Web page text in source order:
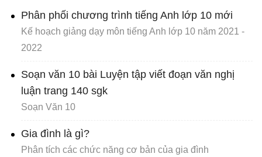
Phân phối chương trình tiếng Anh lớp 10 mới
Kế hoạch giảng dạy môn tiếng Anh lớp 10 năm 2021 -
2022
Soạn văn 10 bài Luyện tập viết đoạn văn nghị
luận trang 140 sgk
Soạn Văn 10
Gia đình là gì?
Phân tích các chức năng cơ bản của gia đình